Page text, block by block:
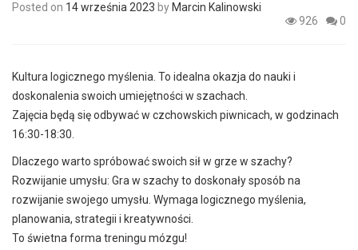
Posted on 14 września 2023 by Marcin Kalinowski
926
0
Kultura logicznego myślenia. To idealna okazja do nauki i
doskonalenia swoich umiejętności w szachach.
Zajęcia będą się odbywać w czchowskich piwnicach, w godzinach
16:30-18:30.
Dlaczego warto spróbować swoich sił w grze w szachy?
Rozwijanie umysłu: Gra w szachy to doskonały sposób na
rozwijanie swojego umysłu. Wymaga logicznego myślenia,
planowania, strategii i kreatywności.
To świetna forma treningu mózgu!